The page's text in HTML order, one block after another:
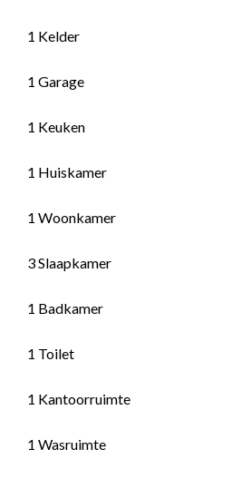
1 Kelder
1 Garage
1 Keuken
1 Huiskamer
1 Woonkamer
3 Slaapkamer
1 Badkamer
1 Toilet
1 Kantoorruimte
1 Wasruimte